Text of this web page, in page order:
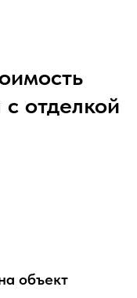
отделкой
объект